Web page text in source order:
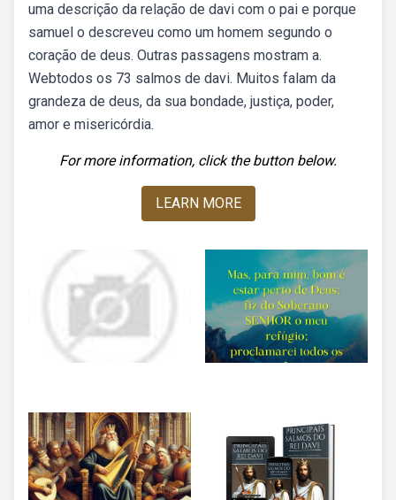
uma descrição da relação de davi com o pai e porque
samuel o descreveu como um homem segundo o
coração de deus. Outras passagens mostram a.
Webtodos os 73 salmos de davi. Muitos falam da
grandeza de deus, da sua bondade, justiça, poder,
amor e misericórdia.
For more information, click the button below.
LEARN MORE